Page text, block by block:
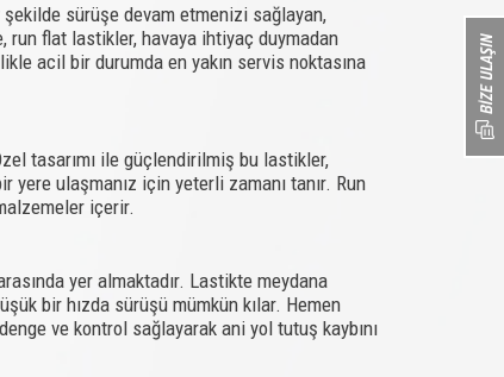
şekilde sürüşe devam etmenizi sağlayan,
run flat lastikler, havaya ihtiyaç duymadan
acil bir durumda en yakın servis noktasına
tasarımı ile güçlendirilmiş bu lastikler,
yere ulaşmanız için yeterli zamanı tanır. Run
içerir.
yer almaktadır. Lastikte meydana
bir hızda sürüşü mümkün kılar. Hemen
ve kontrol sağlayarak ani yol tutuş kaybını